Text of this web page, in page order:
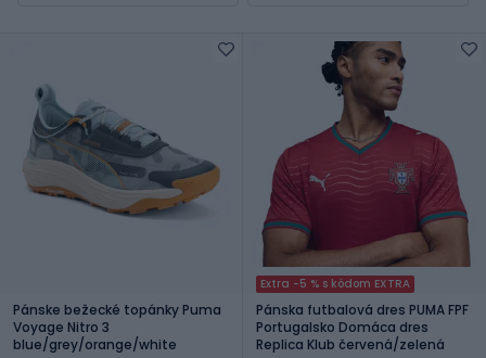
Pánske bežecké topánky Puma
Voyage Nitro 3
blue/grey/orange/white
Extra -5 % s kódom EXTRA
Pánska futbalová dres PUMA FPF
Portugalsko Domáca dres
Replica Klub červená/zelená